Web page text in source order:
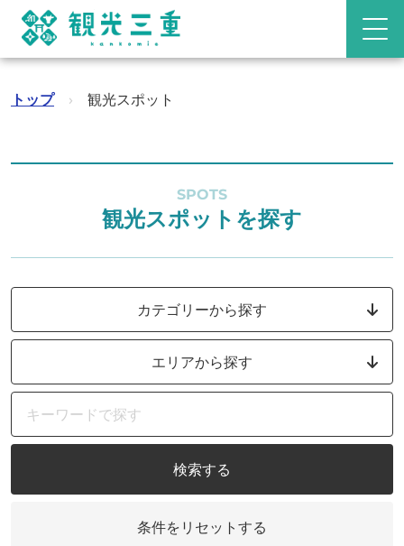
トップ › 観光スポット
SPOTS
観光スポットを探す
カテゴリーから探す
エリアから探す
検索する
条件をリセットする